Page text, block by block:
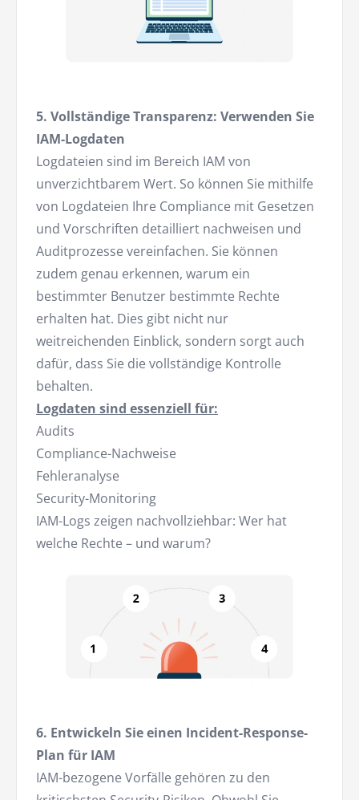
5. Vollständige Transparenz: Verwenden Sie
IAM-Logdaten
Logdateien sind im Bereich IAM von
unverzichtbarem Wert. So können Sie mithilfe
von Logdateien Ihre Compliance mit Gesetzen
und Vorschriften detailliert nachweisen und
Auditprozesse vereinfachen. Sie können
zudem genau erkennen, warum ein
bestimmter Benutzer bestimmte Rechte
erhalten hat. Dies gibt nicht nur
weitreichenden Einblick, sondern sorgt auch
dafür, dass Sie die vollständige Kontrolle
behalten.
Logdaten sind essenziell für:
Audits
Compliance-Nachweise
Fehleranalyse
Security-Monitoring
IAM-Logs zeigen nachvollziehbar: Wer hat
welche Rechte – und warum?
6. Entwickeln Sie einen Incident-Response-
Plan für IAM
IAM-bezogene Vorfälle gehören zu den